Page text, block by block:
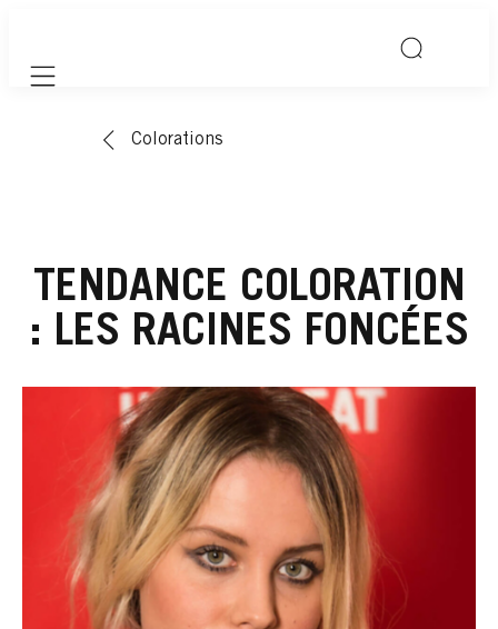
Mobile navigation
Colorations
TENDANCE COLORATION
: LES RACINES FONCÉES